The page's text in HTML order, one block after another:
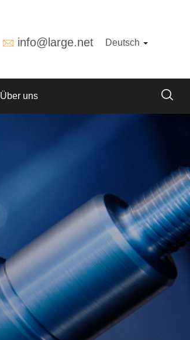
info@large.net Deutsch
Über uns